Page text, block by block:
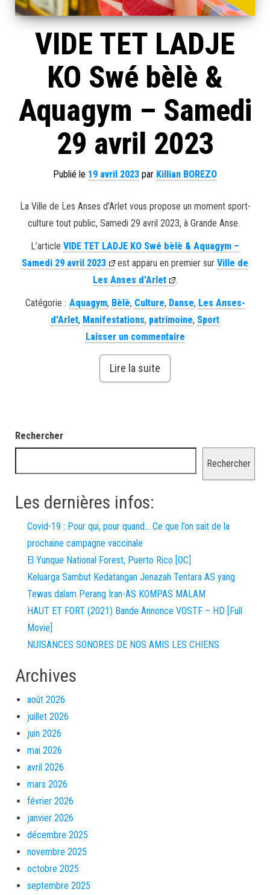
VIDE TET LADJE
KO Swé bèlè &
Aquagym – Samedi
29 avril 2023
Publié le 19 avril 2023 par Killian BOREZO
La Ville de Les Anses d’Arlet vous propose un moment sport-
culture tout public, Samedi 29 avril 2023, à Grande Anse.
L’article VIDE TET LADJE KO Swé bèlè & Aquagym –
Samedi 29 avril 2023
est apparu en premier sur Ville de
Les Anses d’Arlet
.
Catégorie : Aquagym, Bèlè, Culture, Danse, Les Anses-
d'Arlet, Manifestations, patrimoine, Sport
Laisser un commentaire
Lire la suite
Rechercher
Rechercher
Les dernières infos:
Covid-19 : Pour qui, pour quand… Ce que l’on sait de la
prochaine campagne vaccinale
El Yunque National Forest, Puerto Rico [OC]
Keluarga Sambut Kedatangan Jenazah Tentara AS yang
Tewas dalam Perang Iran-AS KOMPAS MALAM
HAUT ET FORT (2021) Bande Annonce VOSTF – HD [Full
Movie]
NUISANCES SONORES DE NOS AMIS LES CHIENS
Archives
août 2026
juillet 2026
juin 2026
mai 2026
avril 2026
mars 2026
février 2026
janvier 2026
décembre 2025
novembre 2025
octobre 2025
septembre 2025